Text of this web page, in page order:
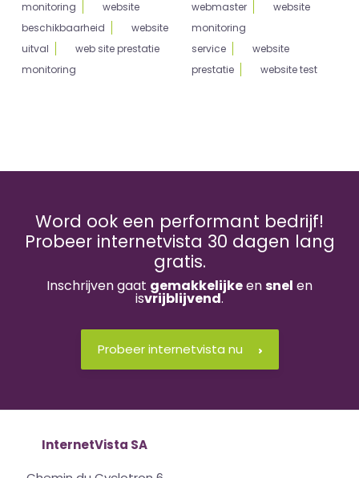
monitoring
website
beschikbaarheid
website
uitval
web site prestatie
monitoring
webmaster
website
monitoring
service
website
prestatie
website test
Word ook een performant bedrijf!
Probeer internetvista 30 dagen lang
gratis.
Inschrijven gaat gemakkelijkeensnel en
isvrijblijvend.
Probeer internetvista nu
InternetVista SA